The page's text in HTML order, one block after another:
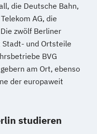
die Deutsche Bahn,
AG, die
zwölf Berliner
Stadt- und Ortsteile
BVG
am Ort, ebenso
der europaweit
studieren